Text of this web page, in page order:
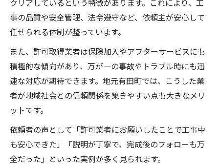
クリアしているという特徴があります。これにより、工
事の品質や安全管理、法令遵守など、依頼主が安心して
任せられる体制が整っています。
また、許可取得業者は保険加入やアフターサービスにも
積極的な傾向があり、万が一の事故やトラブル時にも迅
速な対応が期待できます。地元有田町では、こうした業
者が地域社会との信頼関係を築きやすい点も大きなメリ
ットです。
依頼者の声として「許可業者にお願いしたことで工事中
も安心できた」「説明が丁寧で、完成後のフォローも万
全だった」といった実例が多く見られます。